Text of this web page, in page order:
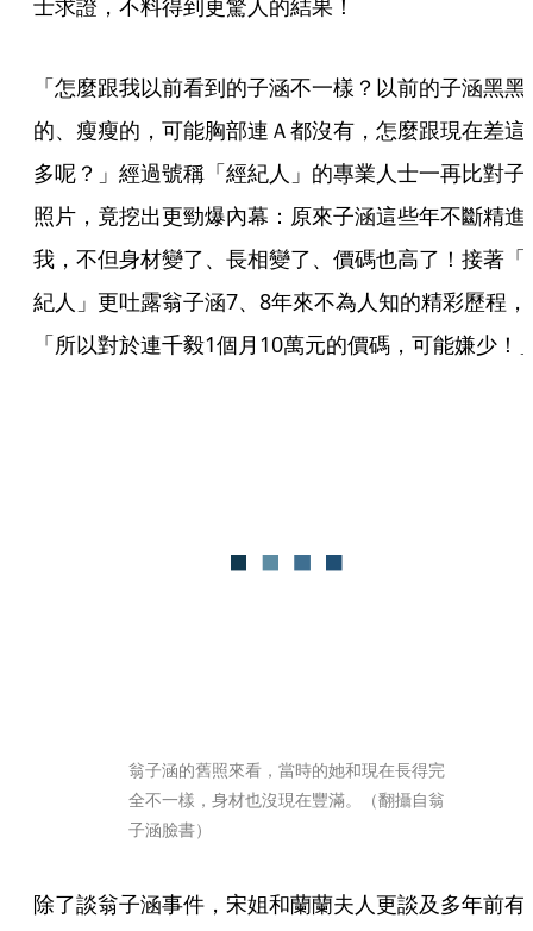
士求證，不料得到更驚人的結果！
「怎麼跟我以前看到的子涵不一樣？以前的子涵黑黑
的、瘦瘦的，可能胸部連Ａ都沒有，怎麼跟現在差這
多呢？」經過號稱「經紀人」的專業人士一再比對子
照片，竟挖出更勁爆內幕：原來子涵這些年不斷精進
我，不但身材變了、長相變了、價碼也高了！接著「
紀人」更吐露翁子涵7、8年來不為人知的精彩歷程，
「所以對於連千毅1個月10萬元的價碼，可能嫌少！
翁子涵的舊照來看，當時的她和現在長得完
全不一樣，身材也沒現在豐滿。（翻攝自翁
子涵臉書）
除了談翁子涵事件，宋姐和蘭蘭夫人更談及多年前有